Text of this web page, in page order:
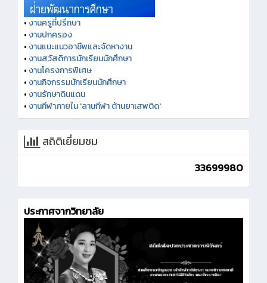
•งานครูที่ปรึกษา
•งานปกครอง
•งานแนะแนวอาชีพและจัดหางาน
•งานสวัสดิการนักเรียนนักศึกษา
•งานโครงการพิเศษ
•งานกิจกรรมนักเรียนนักศึกษา
•งานรักษาดินแดน
•งานกีฬาภายใน 'ลานกีฬา ต้านยาเสพติด'
สถิติเยี่ยมชม
33699980
ประกาศจากวิทยาลัย